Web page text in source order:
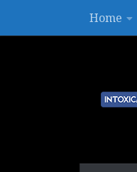
Skip to contentHome